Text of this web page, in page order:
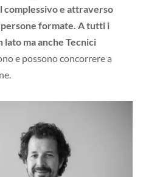
e attraverso
formate. A tutti i
lato ma anche Tecnici
e possono concorrere a